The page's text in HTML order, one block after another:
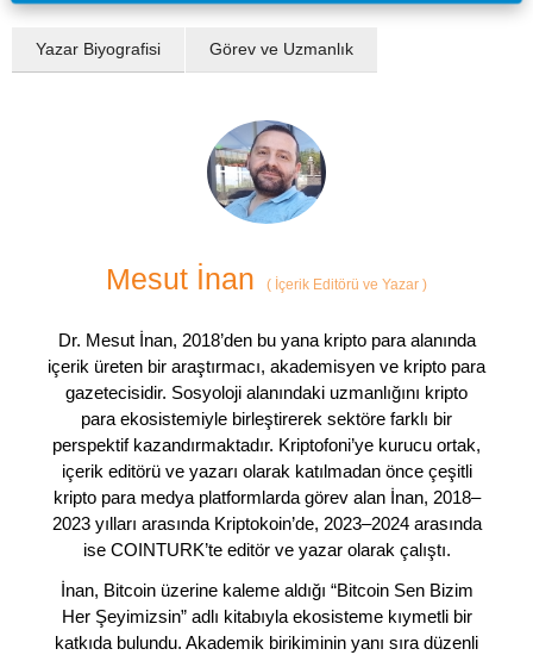
Yazar Biyografisi Görev ve Uzmanlık
Mesut İnan ( İçerik Editörü ve Yazar )
Dr. Mesut İnan, 2018’den bu yana kripto para alanında
içerik üreten bir araştırmacı, akademisyen ve kripto para
gazetecisidir. Sosyoloji alanındaki uzmanlığını kripto
para ekosistemiyle birleştirerek sektöre farklı bir
perspektif kazandırmaktadır. Kriptofoni’ye kurucu ortak,
içerik editörü ve yazarı olarak katılmadan önce çeşitli
kripto para medya platformlarda görev alan İnan, 2018–
2023 yılları arasında Kriptokoin’de, 2023–2024 arasında
ise COINTURK’te editör ve yazar olarak çalıştı.
İnan, Bitcoin üzerine kaleme aldığı “Bitcoin Sen Bizim
Her Şeyimizsin” adlı kitabıyla ekosisteme kıymetli bir
katkıda bulundu. Akademik birikiminin yanı sıra düzenli